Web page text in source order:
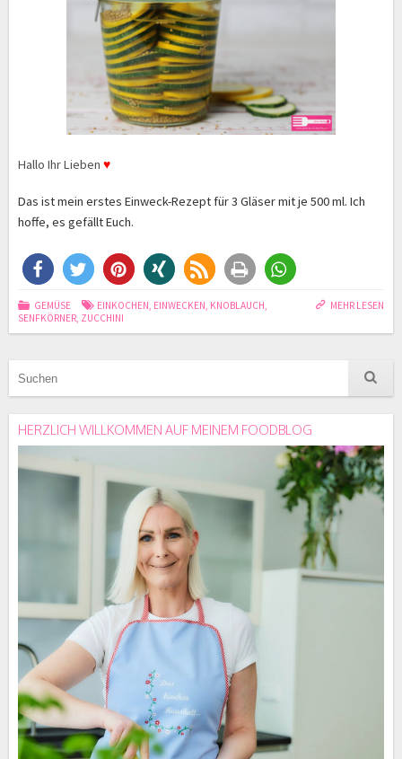
Hallo Ihr Lieben ♥
Das ist mein erstes Einweck-Rezept für 3 Gläser mit je 500 ml. Ich
hoffe, es gefällt Euch.
MEHR LESEN
GEMÜSE EINKOCHEN, EINWECKEN, KNOBLAUCH,
SENFKÖRNER, ZUCCHINI
HERZLICH WILLKOMMEN AUF MEINEM FOODBLOG